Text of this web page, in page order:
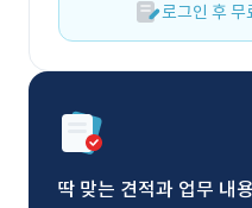
로그인 후 무
딱 맞는 견적과 업무 내